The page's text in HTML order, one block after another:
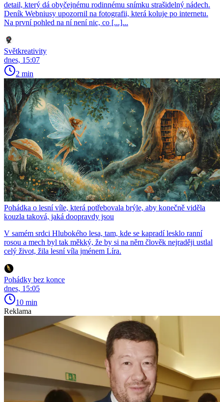
detail, který dá obyčejnému rodinnému snímku strašidelný nádech.
Deník Webniusy upozornil na fotografii, která koluje po internetu.
Na první pohled na ní není nic, co [...]...
Světkreativity
dnes, 15:07
2 min
Pohádka o lesní víle, která potřebovala brýle, aby konečně viděla
kouzla taková, jaká doopravdy jsou
V samém srdci Hlubokého lesa, tam, kde se kapradí lesklo ranní
rosou a mech byl tak měkký, že by si na něm člověk nejraději ustlal
celý život, žila lesní víla jménem Líra.
Pohádky bez konce
dnes, 15:05
10 min
Reklama